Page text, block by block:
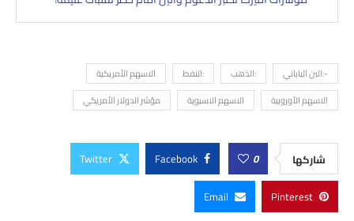
-:الين الياباني :الذهب :النفط
الاسهم الأمريكية
الاسهم الأوروبية
الاسهم الاسيوية مؤشر الدولار الأمريكي
شاركها 0
Facebook
Twitter
Pinterest
Email